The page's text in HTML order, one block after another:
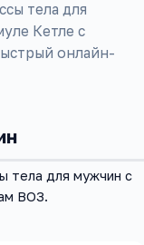
тела для
Кетле с
онлайн-
тела для мужчин с
ВОЗ.